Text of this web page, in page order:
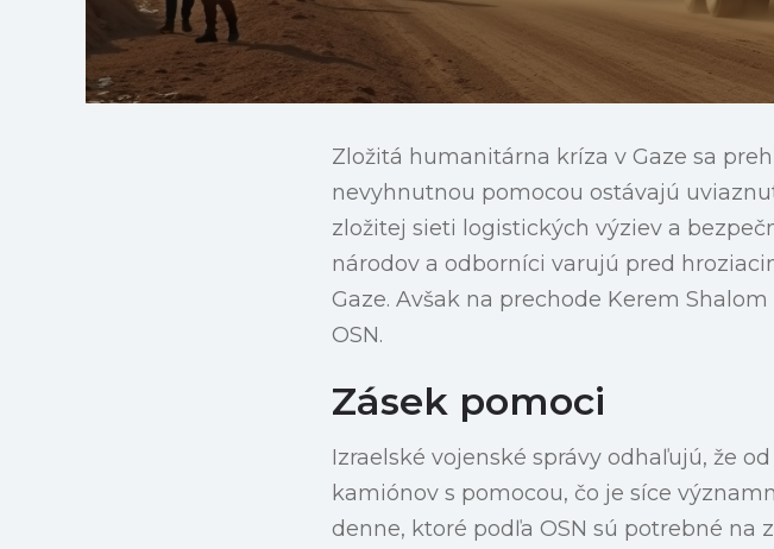
Zložitá humanitárna kríza v Gaze sa
nevyhnutnou pomocou ostávajú
zložitej sieti logistických výziev a
národov a odborníci varujú pred
Gaze. Avšak na prechode Kerem
OSN.
Zásek pomoci
Izraelské vojenské správy odhaľujú, že
kamiónov s pomocou, čo je síce
denne, ktoré podľa OSN sú potrebné na